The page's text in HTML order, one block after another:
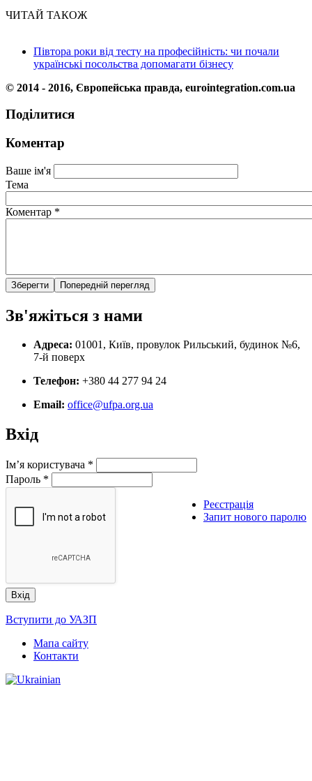
ЧИТАЙ ТАКОЖ
Півтора роки від тесту на професійність: чи почали
українські посольства допомагати бізнесу
© 2014 - 2016, Європейська правда, eurointegration.com.ua
Поділитися
Коментар
Ваше ім'я
Тема
Коментар *
Зв'яжіться з нами
Адреса: 01001, Київ, провулок Рильський, будинок №6,
7-й поверх
Телефон: +380 44 277 94 24
Email: office@ufpa.org.ua
Вхід
Ім’я користувача *
Пароль *
Реєстрація
Запит нового паролю
Вступити до УАЗП
Мапа сайту
Контакти